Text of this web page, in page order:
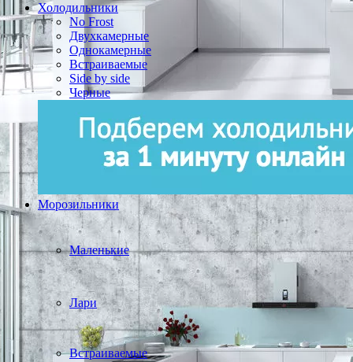
Холодильники
No Frost
Двухкамерные
Однокамерные
Встраиваемые
Side by side
Черные
Морозильники
Маленькие
Лари
Встраиваемые